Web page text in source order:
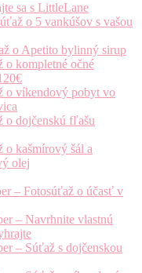
sa s LittleLane
o 5 vankúšov s vašou
o Apetito bylinný sirup
o kompletné očné
o víkendový pobyt vo
o dojčenskú fľašu
o kašmírový šál a
olej
– Fotosúťaž o účasť v
– Navrhnite vlastnú
– Súťaž s dojčenskou